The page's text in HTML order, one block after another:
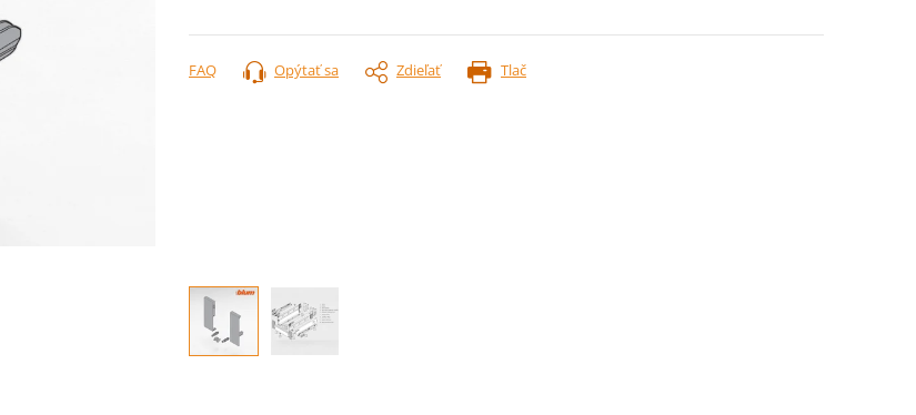
cena:
Tlač
Opýtať sa Zdieľať
FAQ